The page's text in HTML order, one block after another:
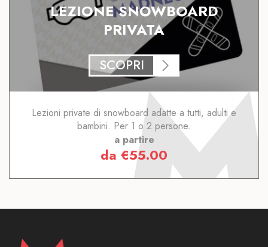
LEZIONE SNOWBOARD
PRIVATA
SCOPRI
Lezioni private di snowboard adatte a tutti, adulti e
bambini. Per 1 o 2 persone.
a partire
da €55.00